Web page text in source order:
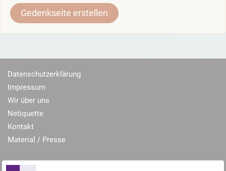
Gedenkseite erstellen
Datenschutzerklärung
Impressum
Wir über uns
Netiquette
Kontakt
Material / Presse